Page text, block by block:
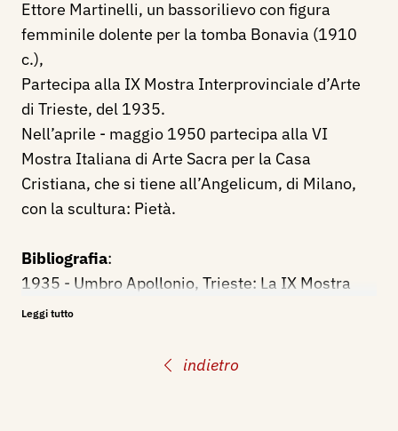
indietro
Ettore Martinelli, un bassorilievo con figura
femminile dolente per la tomba Bonavia (1910
c.),
Partecipa alla IX Mostra Interprovinciale d’Arte
di Trieste, del 1935.
Nell’aprile - maggio 1950 partecipa alla VI
Mostra Italiana di Arte Sacra per la Casa
Cristiana, che si tiene all’Angelicum, di Milano,
con la scultura: Pietà.
Bibliografia:
1935 - Umbro Apollonio, Trieste: La IX Mostra
Interprovinciale d’Arte, Emporium, n. 492,
1950 - VI Mostra Italiana di Arte Sacra per la
Leggi tutto